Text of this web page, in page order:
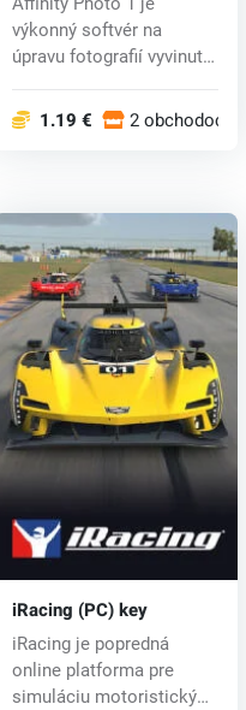
výkonný softvér na
úpravu fotografií vyvinutý
1.19 € 2 obchodoch
iRacing (PC) key
iRacing je popredná
online platforma pre
simuláciu motoristických